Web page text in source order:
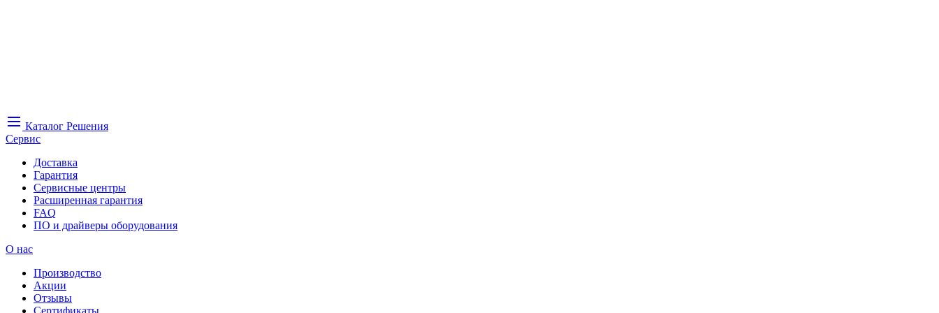
Каталог Решения
Сервис
Доставка
Гарантия
Сервисные центры
Расширенная гарантия
FAQ
ПО и драйверы оборудования
О нас
Производство
Акции
Отзывы
Сертификаты